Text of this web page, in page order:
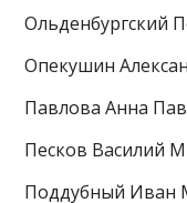
Ольденбургский
Опекушин
Павлова Анна
Песков Василий
Поддубный Иван